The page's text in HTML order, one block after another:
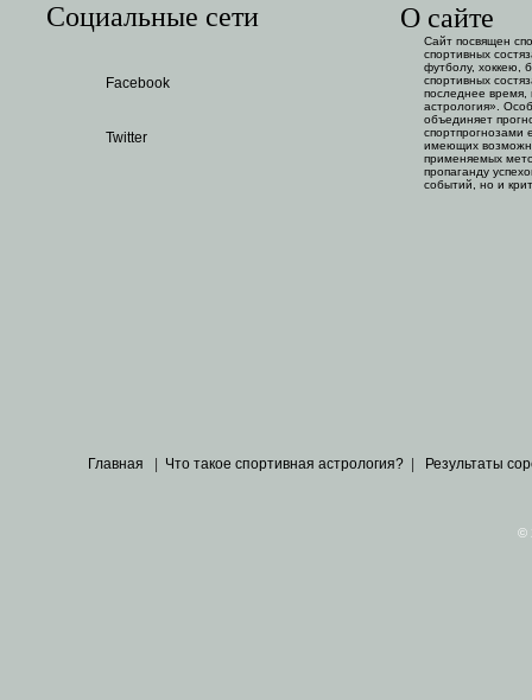
Социальные сети
Facebook
Twitter
О сайте
Сайт посвящен
спортивных
футболу, хоккею,
спортивных
последнее время,
астрология».
объединяет
спортпрогнозами
имеющих
применяемых
пропаганду
событий, но и
Главная Что такое спортивная астрология? Результаты
©